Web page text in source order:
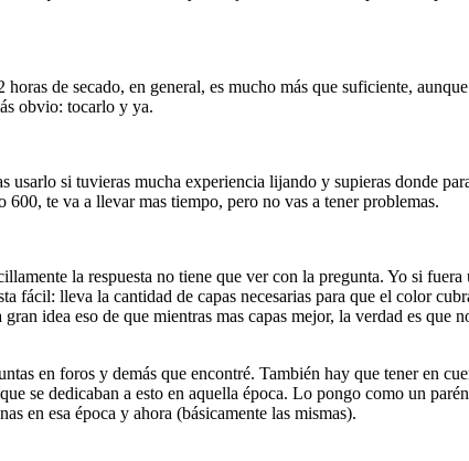
de secado, en general, es mucho más que suficiente,
obvio: tocarlo y ya.
si tuvieras mucha experiencia lijando y supieras donde
te va a llevar mas tiempo, pero no vas a tener problemas.
la respuesta no tiene que ver con la pregunta. Yo si
fácil: lleva la cantidad de capas necesarias para que el color
idea eso de que mientras mas capas mejor, la verdad es
en foros y demás que encontré. También hay que tener en
se dedicaban a esto en aquella época. Lo pongo como un
en esa época y ahora (básicamente las mismas).